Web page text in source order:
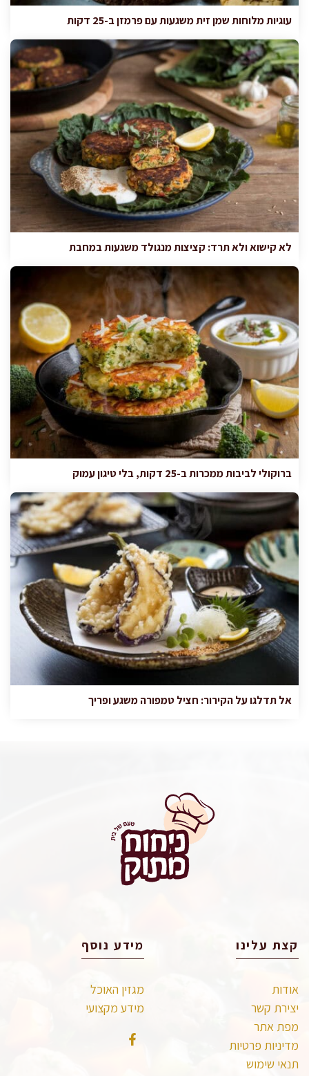
עוגיות מלוחות שמן זית משגעות עם פרמזן ב-25 דקות
לא קישוא ולא תרד: קציצות מנגולד משגעות במחבת
ברוקולי לביבות ממכרות ב-25 דקות, בלי טיגון עמוק
אל תדלגו על הקירור: חציל טמפורה משגע ופריך
קצת עלינו
אודות
יצירת קשר
מפת אתר
מדיניות פרטיות
תנאי שימוש
מידע נוסף
מגזין האוכל
מידע מקצועי